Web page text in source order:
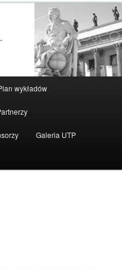
wykładów
Galeria UTP